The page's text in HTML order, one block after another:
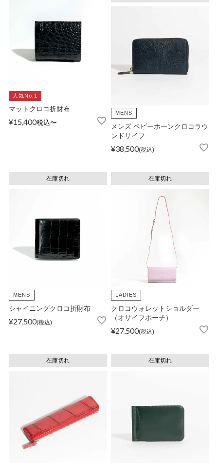
人気No.1
マットクロコ折財布
¥15,400税込〜
MENS
メンズ ベビーホーンクロコラウ
ンドサイフ
¥38,500 税込
MENS
シャイニングクロコ折財布
¥27,500 税込
在庫切れ
LADIES
クロコウォレットショルダー
（オサイフポーチ）
¥27,500 税込
在庫切れ
在庫切れ 在庫切れ